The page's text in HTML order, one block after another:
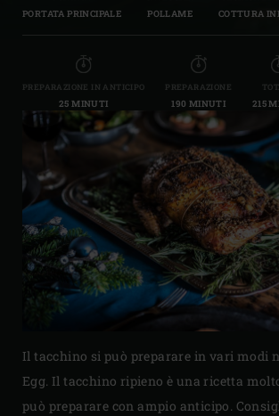
PORTATA PRINCIPALE POLLAME COTTURA
PREPARAZIONE IN ANTICIPO
25 MINUTI
PREPARAZIONE
190 MINUTI 215
Il tacchino si può preparare in vari modi
Egg. Il tacchino ripieno è una ricetta
può preparare con ampio anticipo.